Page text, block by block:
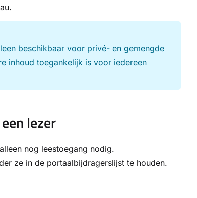
beschikbaar voor privé- en gemengde
inhoud toegankelijk is voor iedereen
lezer
nog leestoegang nodig.
ze in de portaalbijdragerslijst te houden.